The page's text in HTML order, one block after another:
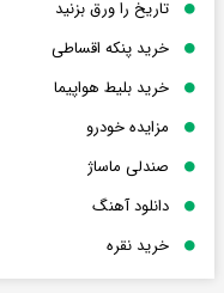
تاریخ را ورق بزنید
خرید پنکه اقساطی
خرید بلیط هواپیما
مزایده خودرو
صندلی ماساژ
دانلود آهنگ
خرید نقره